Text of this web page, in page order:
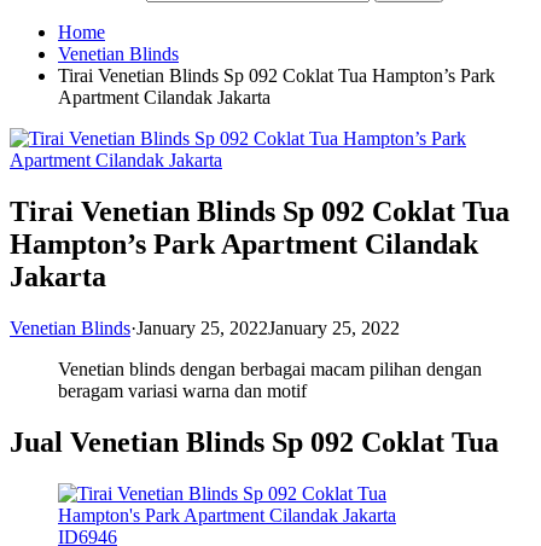
Home
Venetian Blinds
Tirai Venetian Blinds Sp 092 Coklat Tua Hampton’s Park
Apartment Cilandak Jakarta
Tirai Venetian Blinds Sp 092 Coklat Tua
Hampton’s Park Apartment Cilandak
Jakarta
Venetian Blinds·January 25, 2022January 25, 2022
Venetian blinds dengan berbagai macam pilihan dengan
beragam variasi warna dan motif
Jual Venetian Blinds Sp 092 Coklat Tua